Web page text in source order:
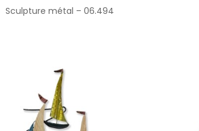
Sculpture métal – 06.494